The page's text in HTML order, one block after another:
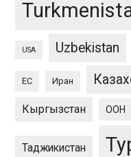
USA Uzbekistan
ЕС Иран
Кыргызстан ООН
Таджикистан